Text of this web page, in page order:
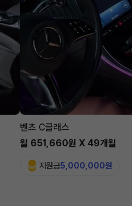
벤츠 C클래스
월 651,660원 X 49개월
지원금5,000,000원